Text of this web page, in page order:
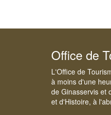
Office de
L'Office de
à moins d'une
de Ginasservis et
et d'Histoire, à